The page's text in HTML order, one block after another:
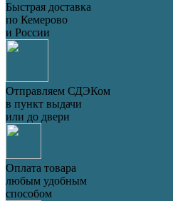
Быстрая доставка
по Кемерово
и России
Отправляем СДЭКом
в пункт выдачи
или до двери
Оплата товара
любым удобным
способом